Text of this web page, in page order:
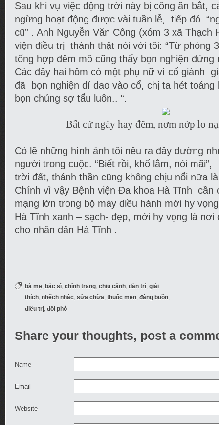
Sau khi vụ việc động trời này bị công ăn bắt,
ngừng hoạt động được vài tuần lễ, tiếp đó
cũ” . Anh Nguyễn Văn Công (xóm 3 xã Thạch
viện điều trị thành thật nói với tôi: “Từ phòng
tổng hợp đêm mô cũng thấy bọn nghiện
Các đây hai hôm có một phụ nữ vì cố giành
đã bọn nghiện dí dao vào cổ, chị ta hét toáng
bọn chúng sợ tẩu luôn.. “.
Bất cứ ngày hay đêm, nơm nớp lo
Có lẽ những hình ảnh tôi nêu ra đây dường
người trong cuộc. “Biết rồi, khổ lắm, nói
trời đất, thánh thần cũng không chịu nổi nữa
Chính vì vậy Bệnh viện Đa khoa Hà Tĩnh cần
mạng lớn trong bộ máy điều hành mới hy
Hà Tĩnh xanh – sạch- đẹp, mới hy vọng là nơi
cho nhân dân Hà Tĩnh .
bà mẹ bác sĩ, chỉnh trang chịu cảnh dân trí, giải
thích nhếch nhác sửa chữa thuốc men đáng buồn
điều trị đối phó
Share your thoughts, post a
Name
Email
Website